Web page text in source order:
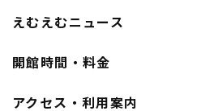
えむえむニュース
開館時間・料金
アクセス・利用案内